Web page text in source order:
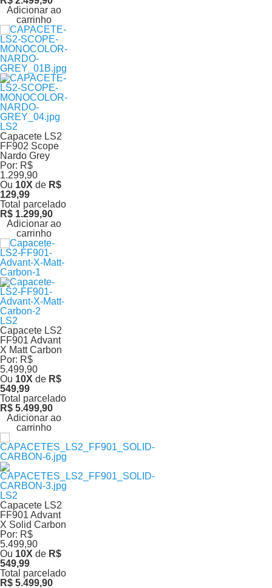
Adicionar ao
carrinho
LS2
Capacete LS2
FF902 Scope
Nardo Grey
Por: R$
1.299,90
Ou 10X de R$
129,99
Total parcelado
R$ 1.299,90
Adicionar ao
carrinho
LS2
Capacete LS2
FF901 Advant
X Matt Carbon
Por: R$
5.499,90
Ou 10X de R$
549,99
Total parcelado
R$ 5.499,90
Adicionar ao
carrinho
LS2
Capacete LS2
FF901 Advant
X Solid Carbon
Por: R$
5.499,90
Ou 10X de R$
549,99
Total parcelado
R$ 5.499,90